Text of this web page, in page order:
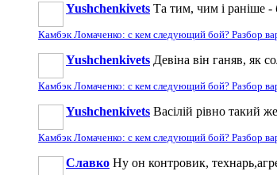
Yushchenkivets Та тим, чим і раніше -
Камбэк Ломаченко: с кем следующий бой? Разбор
Yushchenkivets Девіна він ганяв, як
Камбэк Ломаченко: с кем следующий бой? Разбор
Yushchenkivets Васілій рівно такий
Камбэк Ломаченко: с кем следующий бой? Разбор
Славко Ну он контровик,